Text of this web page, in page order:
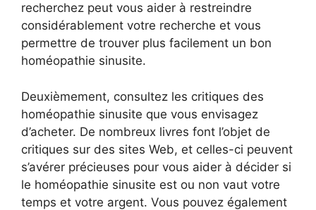
recherchez peut vous aider à restreindre
considérablement votre recherche et vous
permettre de trouver plus facilement un bon
homéopathie sinusite.
Deuxièmement, consultez les critiques des
homéopathie sinusite que vous envisagez
d’acheter. De nombreux livres font l’objet de
critiques sur des sites Web, et celles-ci peuvent
s’avérer précieuses pour vous aider à décider si
le homéopathie sinusite est ou non vaut votre
temps et votre argent. Vous pouvez également